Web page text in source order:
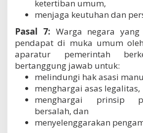
ketertiban umum,
menjaga keutuhan dan
Pasal 7: Warga negara yang
pendapat di muka umum
aparatur pemerintah
bertanggung jawab untuk:
melindungi hak asasi
menghargai asas legalitas,
menghargai prinsip
bersalah, dan
menyelenggarakan